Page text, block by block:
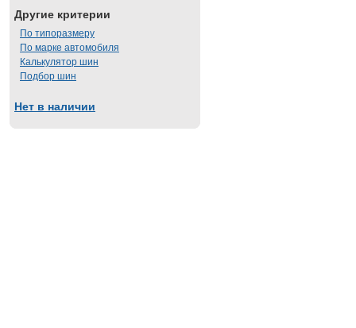
Другие критерии
По типоразмеру
По марке автомобиля
Калькулятор шин
Подбор шин
Нет в наличии